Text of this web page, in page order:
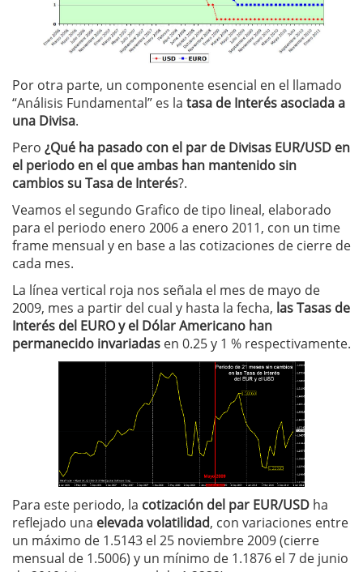
Por otra parte, un componente esencial en el llamado
“Análisis Fundamental” es la tasa de Interés asociada a
una Divisa.
Pero ¿Qué ha pasado con el par de Divisas EUR/USD en
el periodo en el que ambas han mantenido sin
cambios su Tasa de Interés?.
Veamos el segundo Grafico de tipo lineal, elaborado
para el periodo enero 2006 a enero 2011, con un time
frame mensual y en base a las cotizaciones de cierre de
cada mes.
La línea vertical roja nos señala el mes de mayo de
2009, mes a partir del cual y hasta la fecha, las Tasas de
Interés del EURO y el Dólar Americano han
permanecido invariadas en 0.25 y 1 % respectivamente.
Para este periodo, la cotización del par EUR/USD ha
reflejado una elevada volatilidad, con variaciones entre
un máximo de 1.5143 el 25 noviembre 2009 (cierre
mensual de 1.5006) y un mínimo de 1.1876 el 7 de junio